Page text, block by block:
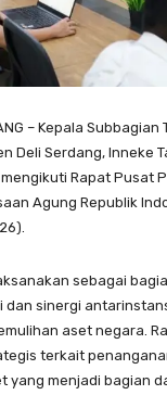
– Kepala
Deli Serdang, Inneke
Rapat Pusat
Agung Republik
sebagai
sinergi
aset negara.
terkait
yang menjadi bagian